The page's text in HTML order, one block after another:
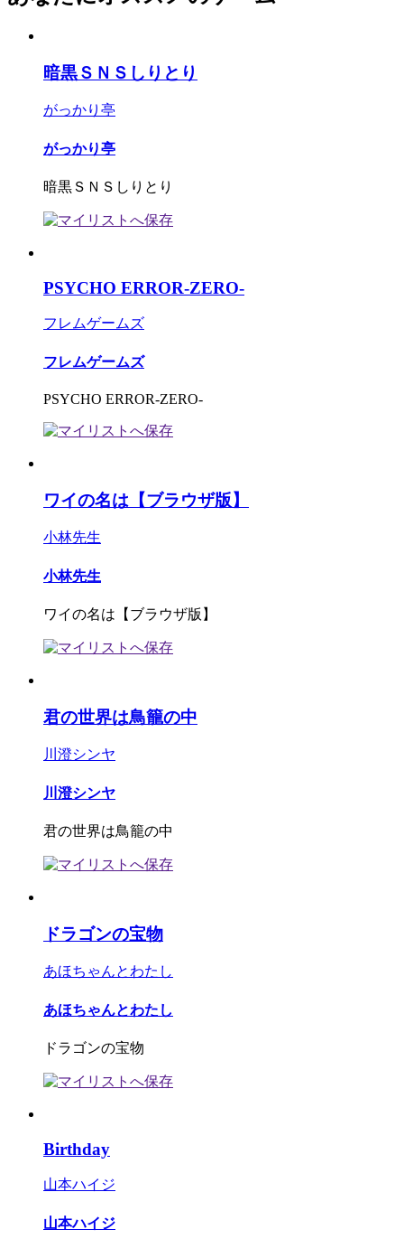
暗黒ＳＮＳしりとり
がっかり亭
がっかり亭
暗黒ＳＮＳしりとり
PSYCHO ERROR-ZERO-
フレムゲームズ
フレムゲームズ
PSYCHO ERROR-ZERO-
ワイの名は【ブラウザ版】
小林先生
小林先生
ワイの名は【ブラウザ版】
君の世界は鳥籠の中
川澄シンヤ
川澄シンヤ
君の世界は鳥籠の中
ドラゴンの宝物
あほちゃんとわたし
あほちゃんとわたし
ドラゴンの宝物
Birthday
山本ハイジ
山本ハイジ